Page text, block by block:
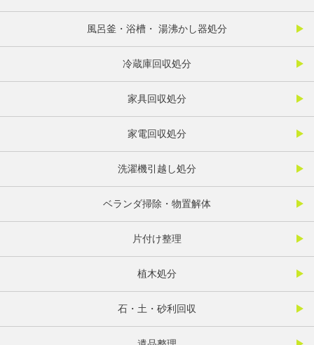
風呂釜・浴槽・ 湯沸かし器処分
冷蔵庫回収処分
家具回収処分
家電回収処分
洗濯機引越し処分
ベランダ掃除・物置解体
片付け整理
植木処分
石・土・砂利回収